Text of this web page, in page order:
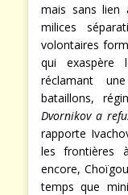
mais sans lien
milices
volontaires
qui exaspère
réclamant
bataillons,
Dvornikov a
rapporte
les frontières
encore,
temps que